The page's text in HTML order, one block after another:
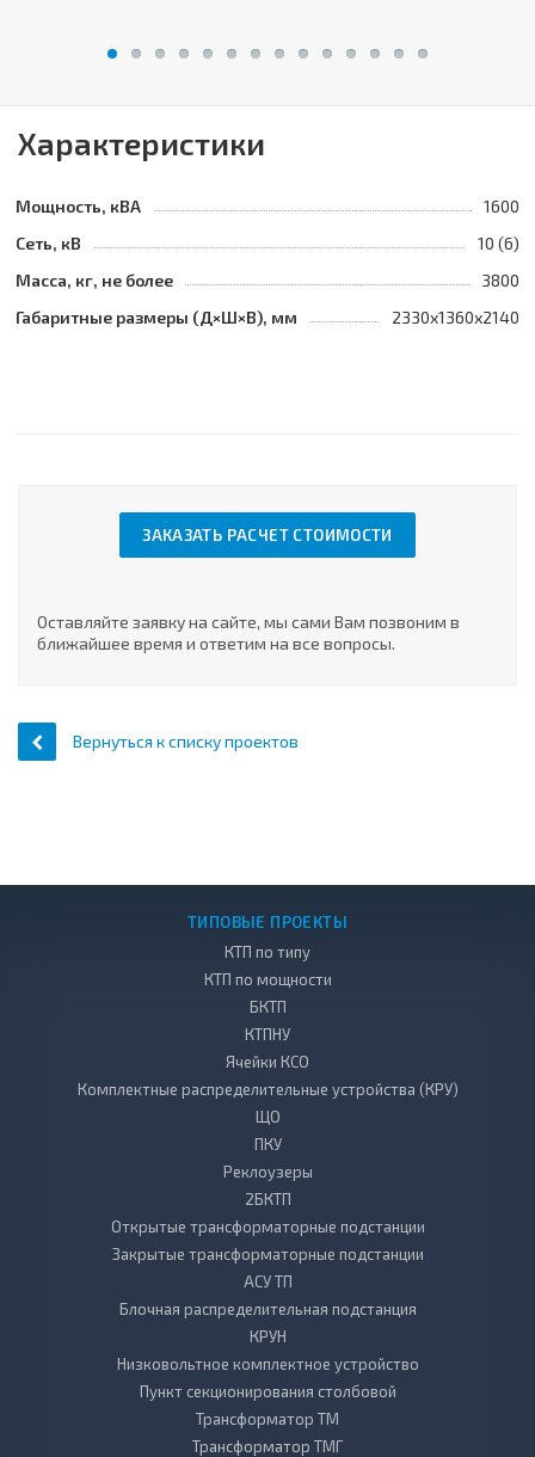
Характеристики
Мощность, кВА
1600
Сеть, кВ
10 (6)
Масса, кг, не более
3800
Габаритные размеры (Д×Ш×В), мм
2330х1360х2140
ЗАКАЗАТЬ РАСЧЕТ СТОИМОСТИ
Оставляйте заявку на сайте, мы сами Вам позвоним в
ближайшее время и ответим на все вопросы.
Вернуться к списку проектов
ТИПОВЫЕ ПРОЕКТЫ
КТП по типу
КТП по мощности
БКТП
КТПНУ
Ячейки КСО
Комплектные распределительные устройства (КРУ)
ЩО
ПКУ
Реклоузеры
2БКТП
Открытые трансформаторные подстанции
Закрытые трансформаторные подстанции
АСУ ТП
Блочная распределительная подстанция
КРУН
Низковольтное комплектное устройство
Пункт секционирования столбовой
Трансформатор ТМ
Трансформатор ТМГ